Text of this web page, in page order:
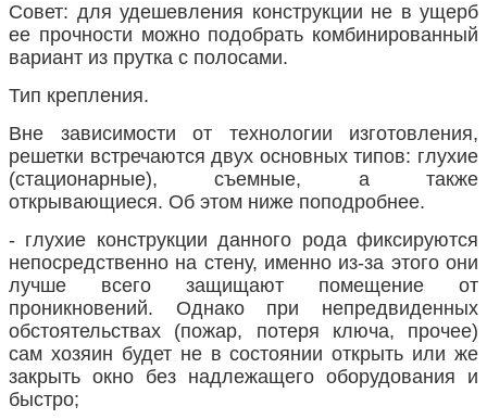
Совет: для удешевления конструкции не в ущерб
ее прочности можно подобрать комбинированный
вариант из прутка с полосами.
Тип крепления.
Вне зависимости от технологии изготовления,
решетки встречаются двух основных типов: глухие
(стационарные), съемные, а также
открывающиеся. Об этом ниже поподробнее.
- глухие конструкции данного рода фиксируются
непосредственно на стену, именно из-за этого они
лучше всего защищают помещение от
проникновений. Однако при непредвиденных
обстоятельствах (пожар, потеря ключа, прочее)
сам хозяин будет не в состоянии открыть или же
закрыть окно без надлежащего оборудования и
быстро;